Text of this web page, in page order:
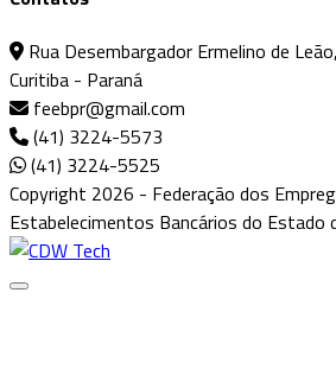
Rua Desembargador Ermelino de
Curitiba - Paraná
feebpr@gmail.com
(41) 3224-5573
(41) 3224-5525
Copyright 2026 - Federação dos
Estabelecimentos Bancários do Estado